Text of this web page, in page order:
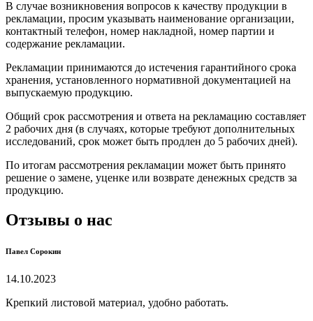
В случае возникновения вопросов к качеству продукции в
рекламации, просим указывать наименование организации,
контактный телефон, номер накладной, номер партии и
содержание рекламации.
Рекламации принимаются до истечения гарантийного срока
хранения, установленного нормативной документацией на
выпускаемую продукцию.
Общий срок рассмотрения и ответа на рекламацию составляет
2 рабочих дня (в случаях, которые требуют дополнительных
исследований, срок может быть продлен до 5 рабочих дней).
По итогам рассмотрения рекламации может быть принято
решение о замене, уценке или возврате денежных средств за
продукцию.
Отзывы о нас
Павел Сорокин
14.10.2023
Крепкий листовой материал, удобно работать.